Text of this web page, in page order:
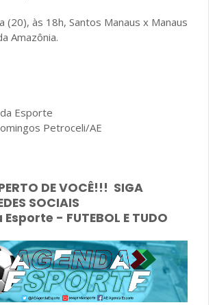
(20), às 18h, Santos Manaus x Manaus
Amazônia.
Esporte
Petroceli/AE
DE VOCÊ!!! SIGA
SOCIAIS
- FUTEBOL E TUDO